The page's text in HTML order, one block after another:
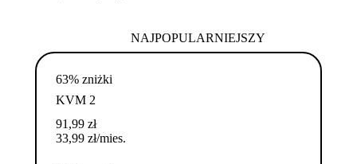
NAJPOPULARNIEJSZY
63% zniżki
KVM 2
91,99 zł
33,99 zł/mies.